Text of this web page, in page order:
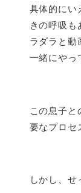
具体的にい
きの呼吸
ラダラと動
一緒にやっ
この息子
要なプロセ
しかし、せ